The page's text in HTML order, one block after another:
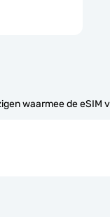
waarmee de eSIM